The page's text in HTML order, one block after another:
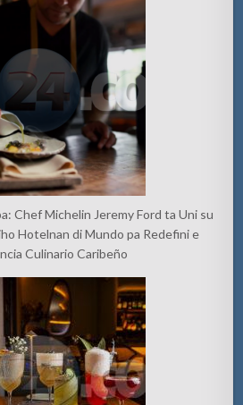
Chef Michelin Jeremy Ford ta Uni su
Hotelnan di Mundo pa Redefini e
Culinario Caribeño